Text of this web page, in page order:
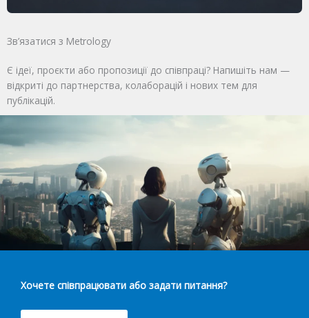
Зв’язатися з Metrology
Є ідеї, проєкти або пропозиції до співпраці? Напишіть нам —
відкриті до партнерства, колаборацій і нових тем для
публікацій.
Хочете співпрацювати або задати питання?